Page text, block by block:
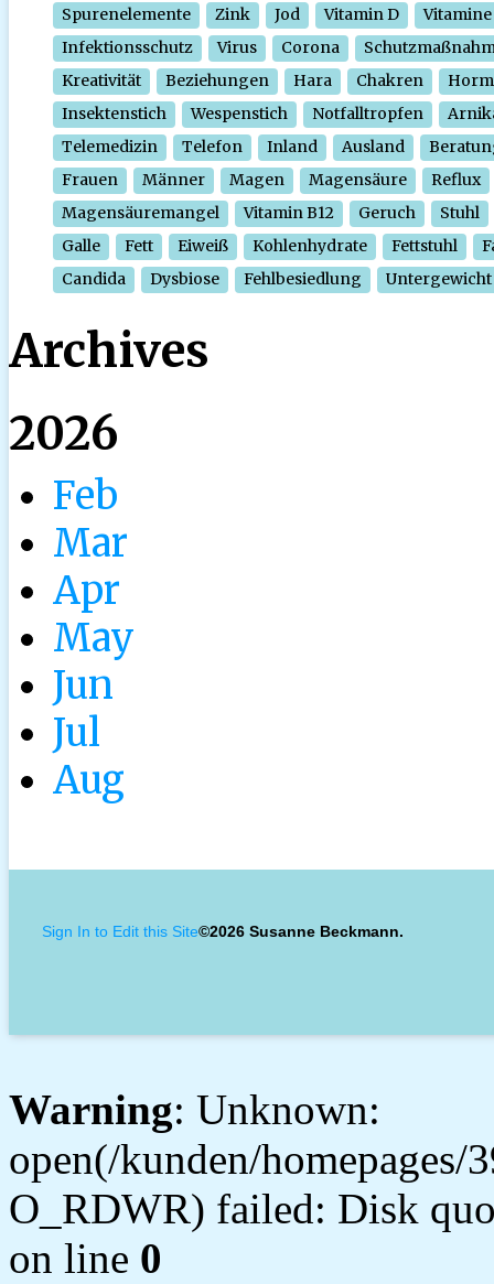
Spurenelemente
Zink Jod Vitamin D
Vitamine
Infektionsschutz
Virus Corona
Kreativität
Beziehungen Hara Chakren
Insektenstich
Wespenstich Notfalltropfen
Telemedizin
Telefon Inland Ausland
Frauen
Männer Magen Magensäure
Reflux
Magensäuremangel
Vitamin B12 Geruch
Stuhl
Galle
Fett Eiweiß Kohlenhydrate Fettstuhl
Candida
Dysbiose Fehlbesiedlung Untergewicht
Archives
2026
Feb
Mar
Apr
May
Jun
Jul
Aug
Sign In to Edit this Site©2026 Susanne Beckmann.
Warning: Unknown:
open(/kunden/
O_RDWR) failed: Disk
on line 0